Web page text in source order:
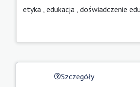
etyka edukacja doświadczenie
Szczegóły